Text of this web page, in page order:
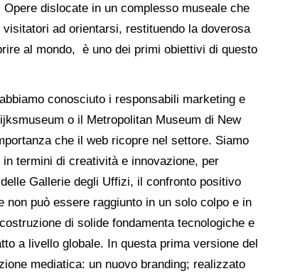
dislocate in un complesso museale che
ad orientarsi, restituendo la doverosa
al mondo, è uno dei primi obiettivi di questo
conosciuto i responsabili marketing e
o il Metropolitan Museum di New
che il web ricopre nel settore. Siamo
termini di creatività e innovazione, per
Gallerie degli Uffizi, il confronto positivo
può essere raggiunto in un solo colpo e in
di solide fondamenta tecnologiche e
a livello globale. In questa prima versione del
mediatica: un nuovo branding; realizzato